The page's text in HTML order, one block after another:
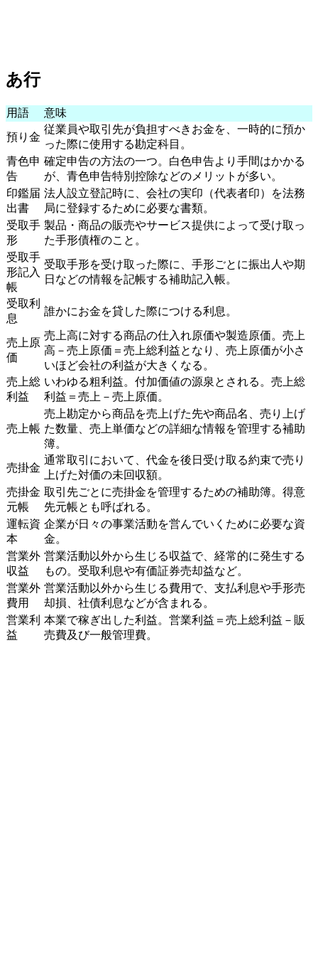
あ行
用語
意味
預り金
従業員や取引先が負担すべきお金を、一時的に預か
った際に使用する勘定科目。
青色申
告
確定申告の方法の一つ。白色申告より手間はかかる
が、青色申告特別控除などのメリットが多い。
印鑑届
出書
法人設立登記時に、会社の実印（代表者印）を法務
局に登録するために必要な書類。
受取手
形
製品・商品の販売やサービス提供によって受け取っ
た手形債権のこと。
受取手
形記入
帳
受取手形を受け取った際に、手形ごとに振出人や期
日などの情報を記帳する補助記入帳。
受取利
息
誰かにお金を貸した際につける利息。
売上原
価
売上高に対する商品の仕入れ原価や製造原価。売上
高－売上原価＝売上総利益となり、売上原価が小さ
いほど会社の利益が大きくなる。
売上総
利益
いわゆる粗利益。付加価値の源泉とされる。売上総
利益＝売上－売上原価。
売上帳
売上勘定から商品を売上げた先や商品名、売り上げ
た数量、売上単価などの詳細な情報を管理する補助
簿。
売掛金
通常取引において、代金を後日受け取る約束で売り
上げた対価の未回収額。
売掛金
元帳
取引先ごとに売掛金を管理するための補助簿。得意
先元帳とも呼ばれる。
運転資
本
企業が日々の事業活動を営んでいくために必要な資
金。
営業外
収益
営業活動以外から生じる収益で、経常的に発生する
もの。受取利息や有価証券売却益など。
営業外
費用
営業活動以外から生じる費用で、支払利息や手形売
却損、社債利息などが含まれる。
営業利
益
本業で稼ぎ出した利益。営業利益＝売上総利益－販
売費及び一般管理費。